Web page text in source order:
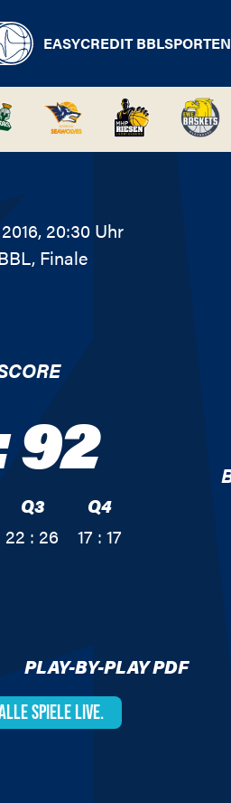
EASYCREDIT BBL
20:30 Uhr
, Finale
92
Q3
22 : 26
Q4
17 : 17
PLAY-BY-PLAY PDF
SPIELE LIVE.